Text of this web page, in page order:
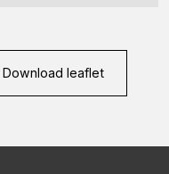
Download leaflet